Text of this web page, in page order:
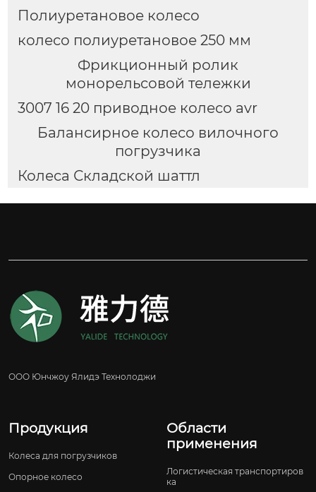
Полиуретановое колесо
колесо полиуретановое 250 мм
Фрикционный ролик
монорельсовой тележки
3007 16 20 приводное колесо avr
Балансирное колесо вилочного
погрузчика
Колеса Складской шаттл
ООО Юнчжоу Ялидэ Технолоджи
Продукция
Колеса для погрузчиков
Опорное колесо
Области
применения
Логистическая транспортиров
ка